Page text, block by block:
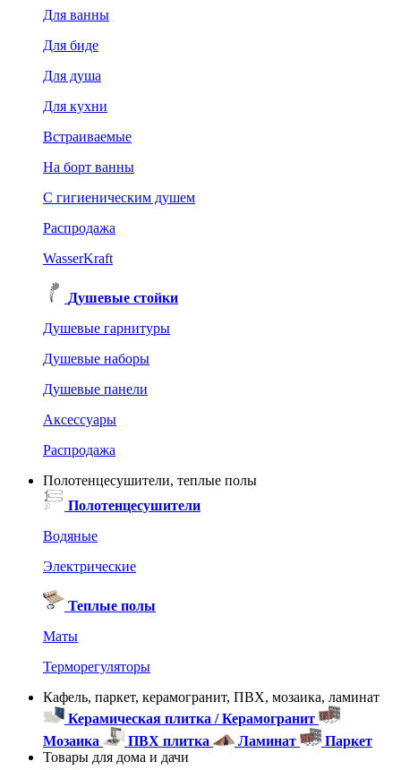
Для ванны
Для биде
Для душа
Для кухни
Встраиваемые
На борт ванны
C гигиеническим душем
Распродажа
WasserKraft
Душевые стойки
Душевые гарнитуры
Душевые наборы
Душевые панели
Аксессуары
Распродажа
Полотенцесушители, теплые полы
Полотенцесушители
Водяные
Электрические
Теплые полы
Маты
Терморегуляторы
Кафель, паркет, керамогранит, ПВХ, мозаика, ламинат
Керамическая плитка / Керамогранит
Мозаика
ПВХ плитка Ламинат
Паркет
Товары для дома и дачи